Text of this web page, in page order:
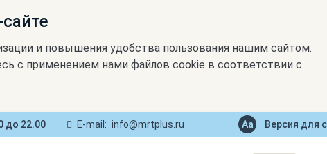
и повышения удобства пользования нашим сайтом.
с применением нами файлов cookie в соответствии с
до 22.00 E-mail: info@mrtplus.ru Версия для